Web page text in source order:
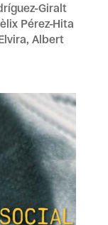
Giralt
Pérez-Hita
Albert